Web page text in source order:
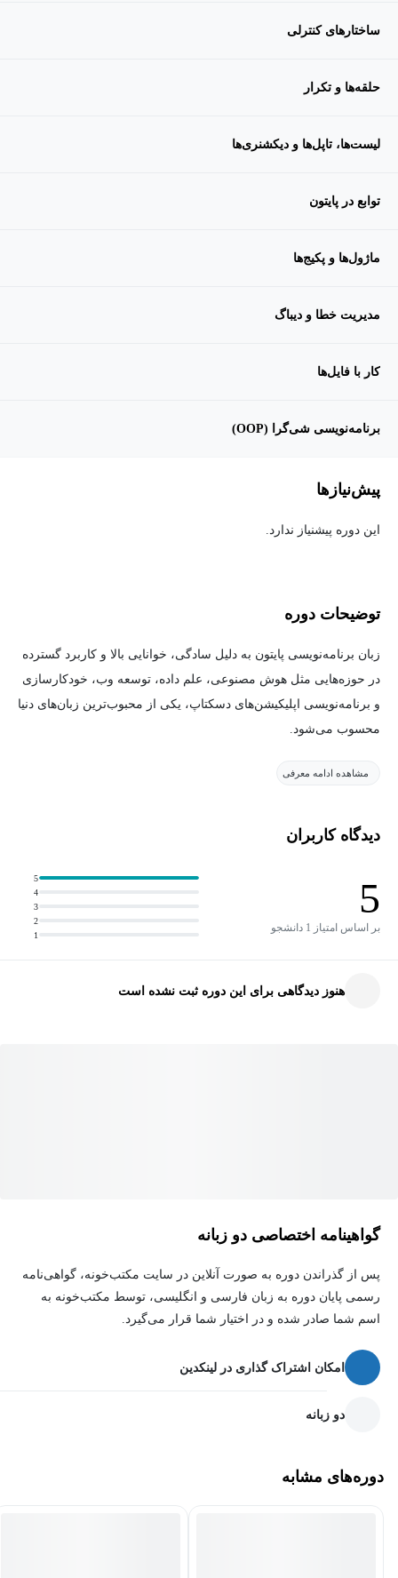
ساختارهای کنترلی
حلقه‌ها و تکرار
لیست‌ها، تاپل‌ها و دیکشنری‌ها
توابع در پایتون
ماژول‌ها و پکیج‌ها
مدیریت خطا و دیباگ
کار با فایل‌ها
برنامه‌نویسی شی‌گرا (OOP)
پیش‌نیاز‌ها
این دوره پیشنیاز ندارد.
توضیحات دوره
زبان برنامه‌نویسی پایتون به دلیل سادگی، خوانایی بالا و کاربرد گسترده
در حوزه‌هایی مثل هوش مصنوعی، علم داده، توسعه وب، خودکارسازی
و برنامه‌نویسی اپلیکیشن‌های دسکتاپ، یکی از محبوب‌ترین زبان‌های دنیا
محسوب می‌شود.
در این دوره آموزشی، شما بدون نیاز به هیچ پیش‌زمینه‌ای در
قدم‌به‌قدم با ساختارها و ابزارهای اصلی این زبان پرکاربرد کار خواهید
در پایان این دوره، شما قادر خواهید بود:
کدهای ساده و کاربردی در پایتون بنویسید
با مفاهیم مهمی مثل متغیرها، حلقه‌ها، شرط‌ها، توابع، لیست‌ها و
دانشجویان و دانش‌آموزانی که می‌خواهند برنامه‌نویسی را شروع
افرادی که قصد ورود به مسیرهای هوش مصنوعی، علم داده یا
توسعه وب دارند
شغلی یا مهاجرت
مشاهده ادامه معرفی
دیدگاه کاربران
5
بر اساس امتیاز 1 دانشجو
1
2
3
4
5
هنوز دیدگاهی برای این دوره ثبت نشده است
گواهینامه اختصاصی دو زبانه
پس از گذراندن دوره به صورت آنلاین در سایت مکتب‌خونه، گواهی‌نامه
رسمی پایان دوره به زبان فارسی و انگلیسی، توسط مکتب‌خونه به
اسم شما صادر شده و در اختیار شما قرار می‌گیرد.
امکان اشتراک گذاری در لینکدین
دو زبانه
دوره‌های مشابه